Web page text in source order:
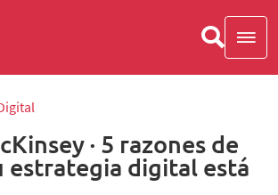
· 5 razones de
estrategia digital está